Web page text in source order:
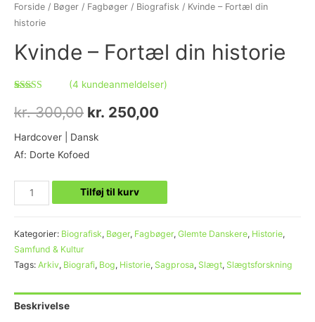
Forside / Bøger / Fagbøger / Biografisk / Kvinde – Fortæl din
historie
Kvinde – Fortæl din historie
5.00
ud af 5
baseret på
(4 kundeanmeldelser)
kr.300,00 kr. 250,00
Hardcover | Dansk
Af: Dorte Kofoed
Tilføj til kurv
Kategorier: Biografisk, Bøger, Fagbøger, Glemte Danskere, Historie,
Samfund & Kultur
Tags: Arkiv, Biografi, Bog, Historie, Sagprosa, Slægt, Slægtsforskning
Beskrivelse